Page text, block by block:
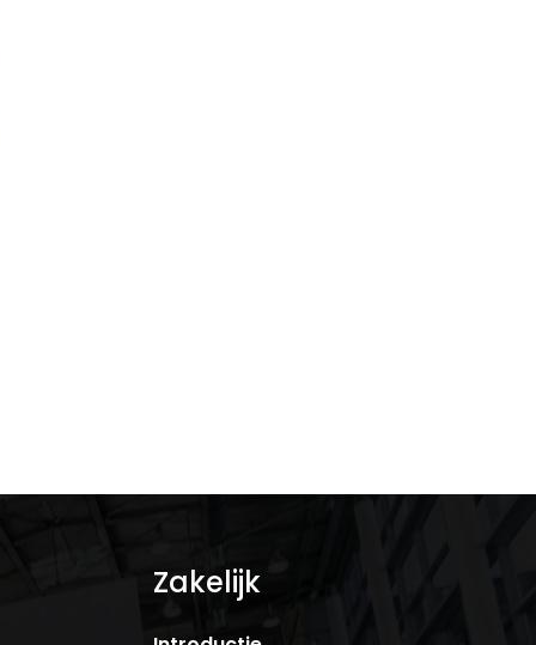
Zakelijk